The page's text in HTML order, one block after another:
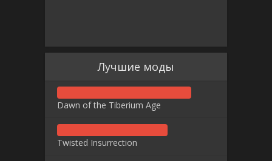
Лучшие моды
Dawn of the Tiberium Age
Twisted Insurrection